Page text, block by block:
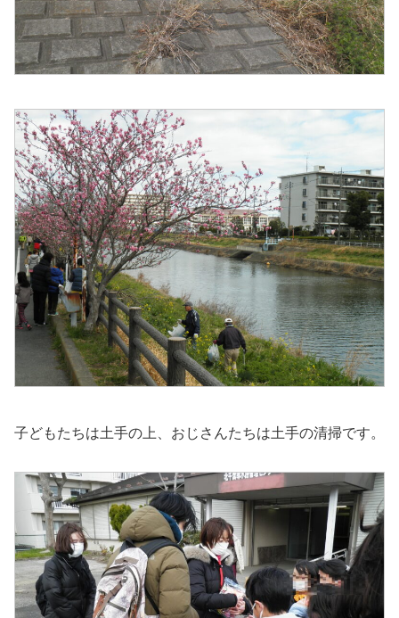
子どもたちは土手の上、おじさんたちは土手の清掃です。